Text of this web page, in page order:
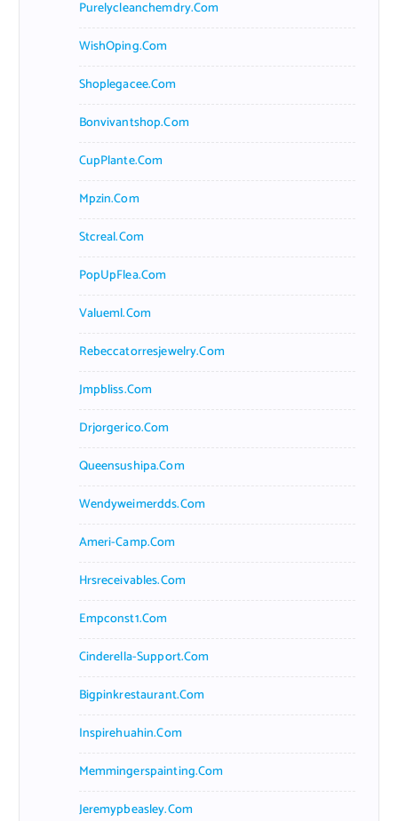
Purelycleanchemdry.com
WishOping.com
Shoplegacee.com
Bonvivantshop.com
CupPlante.com
Mpzin.com
Stcreal.com
PopUpFlea.com
Valueml.com
Rebeccatorresjewelry.com
Jmpbliss.com
Drjorgerico.com
Queensushipa.com
Wendyweimerdds.com
Ameri-Camp.com
Hrsreceivables.com
Empconst1.com
Cinderella-Support.com
Bigpinkrestaurant.com
Inspirehuahin.com
Memmingerspainting.com
Jeremypbeasley.com